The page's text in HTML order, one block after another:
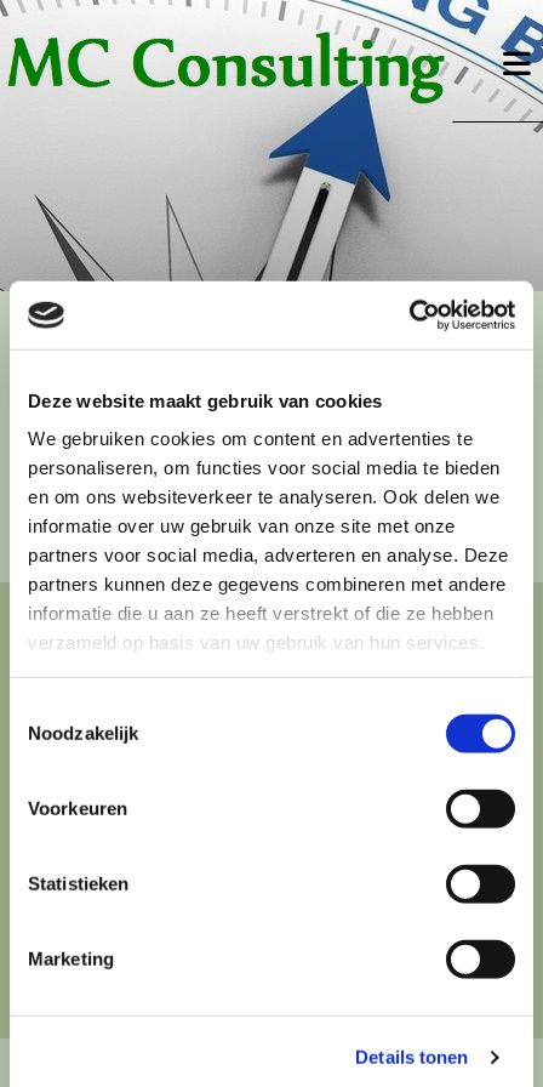
Deze website maakt gebruik van cookies
We gebruiken cookies om content en advertenties te
personaliseren, om functies voor social media te bieden
en om ons websiteverkeer te analyseren. Ook delen we
informatie over uw gebruik van onze site met onze
partners voor social media, adverteren en analyse. Deze
partners kunnen deze gegevens combineren met andere
informatie die u aan ze heeft verstrekt of die ze hebben
verzameld op basis van uw gebruik van hun services.
Noodzakelijk
Voorkeuren
Statistieken
Marketing
Details tonen
REFERENTIES
MC CONSULTING VORMT HET
AANSPREEKPUNT
VOOR AL JOUW BUSINESS
GERELATEERDE VRAGEN